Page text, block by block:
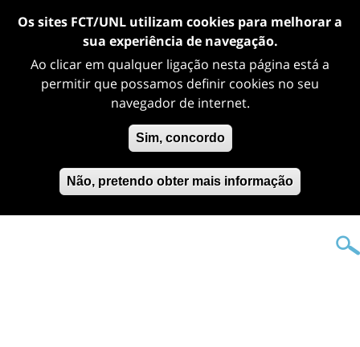
Os sites FCT/UNL utilizam cookies para melhorar a
sua experiência de navegação.
Ao clicar em qualquer ligação nesta página está a
permitir que possamos definir cookies no seu
navegador de internet.
Sim, concordo
Não, pretendo obter mais informação